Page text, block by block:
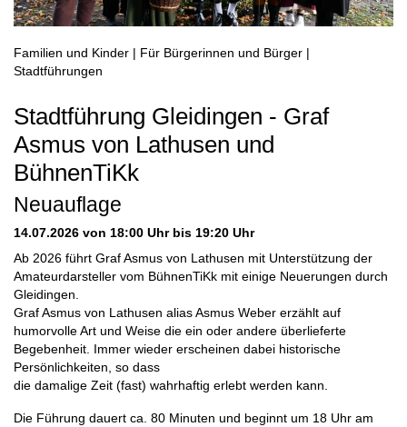
Familien und Kinder | Für Bürgerinnen und Bürger |
Stadtführungen
Stadtführung Gleidingen - Graf
Asmus von Lathusen und
BühnenTiKk
Neuauflage
14.07.2026 von 18:00 Uhr bis 19:20 Uhr
Ab 2026 führt Graf Asmus von Lathusen mit Unterstützung der
Amateurdarsteller vom BühnenTiKk mit einige Neuerungen durch
Gleidingen.
Graf Asmus von Lathusen alias Asmus Weber erzählt auf
humorvolle Art und Weise die ein oder andere überlieferte
Begebenheit. Immer wieder erscheinen dabei historische
Persönlichkeiten, so dass
die damalige Zeit (fast) wahrhaftig erlebt werden kann.
Die Führung dauert ca. 80 Minuten und beginnt um 18 Uhr am